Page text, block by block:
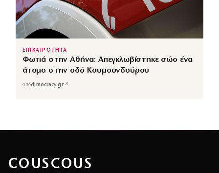
ΕΠΙΚΑΙΡΟΤΗΤΑ
Φωτιά στην Αθήνα: Απεγκλωβίστηκε σώο ένα
άτομο στην οδό Κουμουνδούρου
απόdimocracy.gr↗
COUSCOUS